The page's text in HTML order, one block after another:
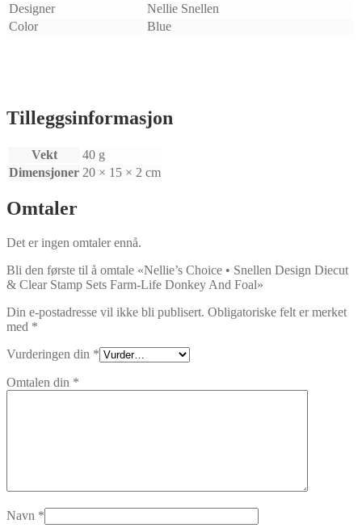
Designer
Nellie Snellen
Color
Blue
Tilleggsinformasjon
Vekt
40 g
Dimensjoner 20 × 15 × 2 cm
Omtaler
Det er ingen omtaler ennå.
Bli den første til å omtale «Nellie’s Choice • Snellen Design Diecut
& Clear Stamp Sets Farm-Life Donkey And Foal»
Din e-postadresse vil ikke bli publisert. Obligatoriske felt er merket
med *
Vurderingen din *
Omtalen din *
Navn *